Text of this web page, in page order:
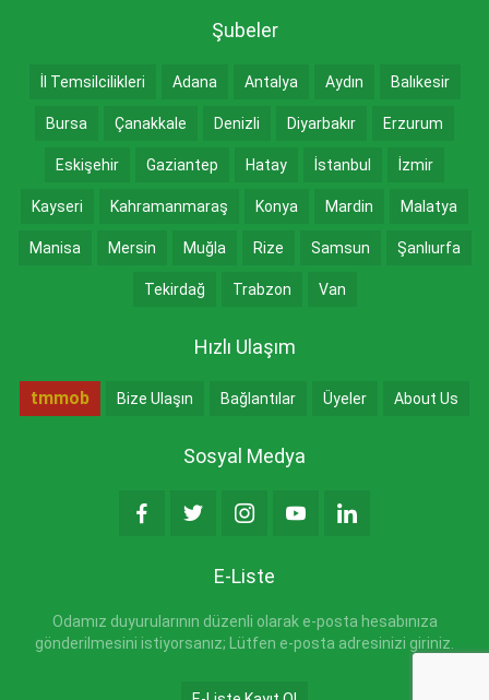
Şubeler
İl Temsilcilikleri Adana Antalya Aydın Balıkesir
Bursa Çanakkale Denizli Diyarbakır Erzurum
Eskişehir Gaziantep Hatay İstanbul İzmir
Kayseri Kahramanmaraş Konya Mardin Malatya
Manisa Mersin Muğla Rize Samsun Şanlıurfa
Tekirdağ Trabzon Van
Hızlı Ulaşım
tmmob Bize Ulaşın Bağlantılar Üyeler About Us
Sosyal Medya
E-Liste
Odamız duyurularının düzenli olarak e-posta hesabınıza
gönderilmesini istiyorsanız; Lütfen e-posta adresinizi giriniz.